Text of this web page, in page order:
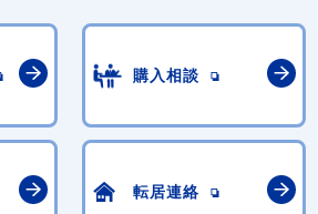
購入相談
転居連絡